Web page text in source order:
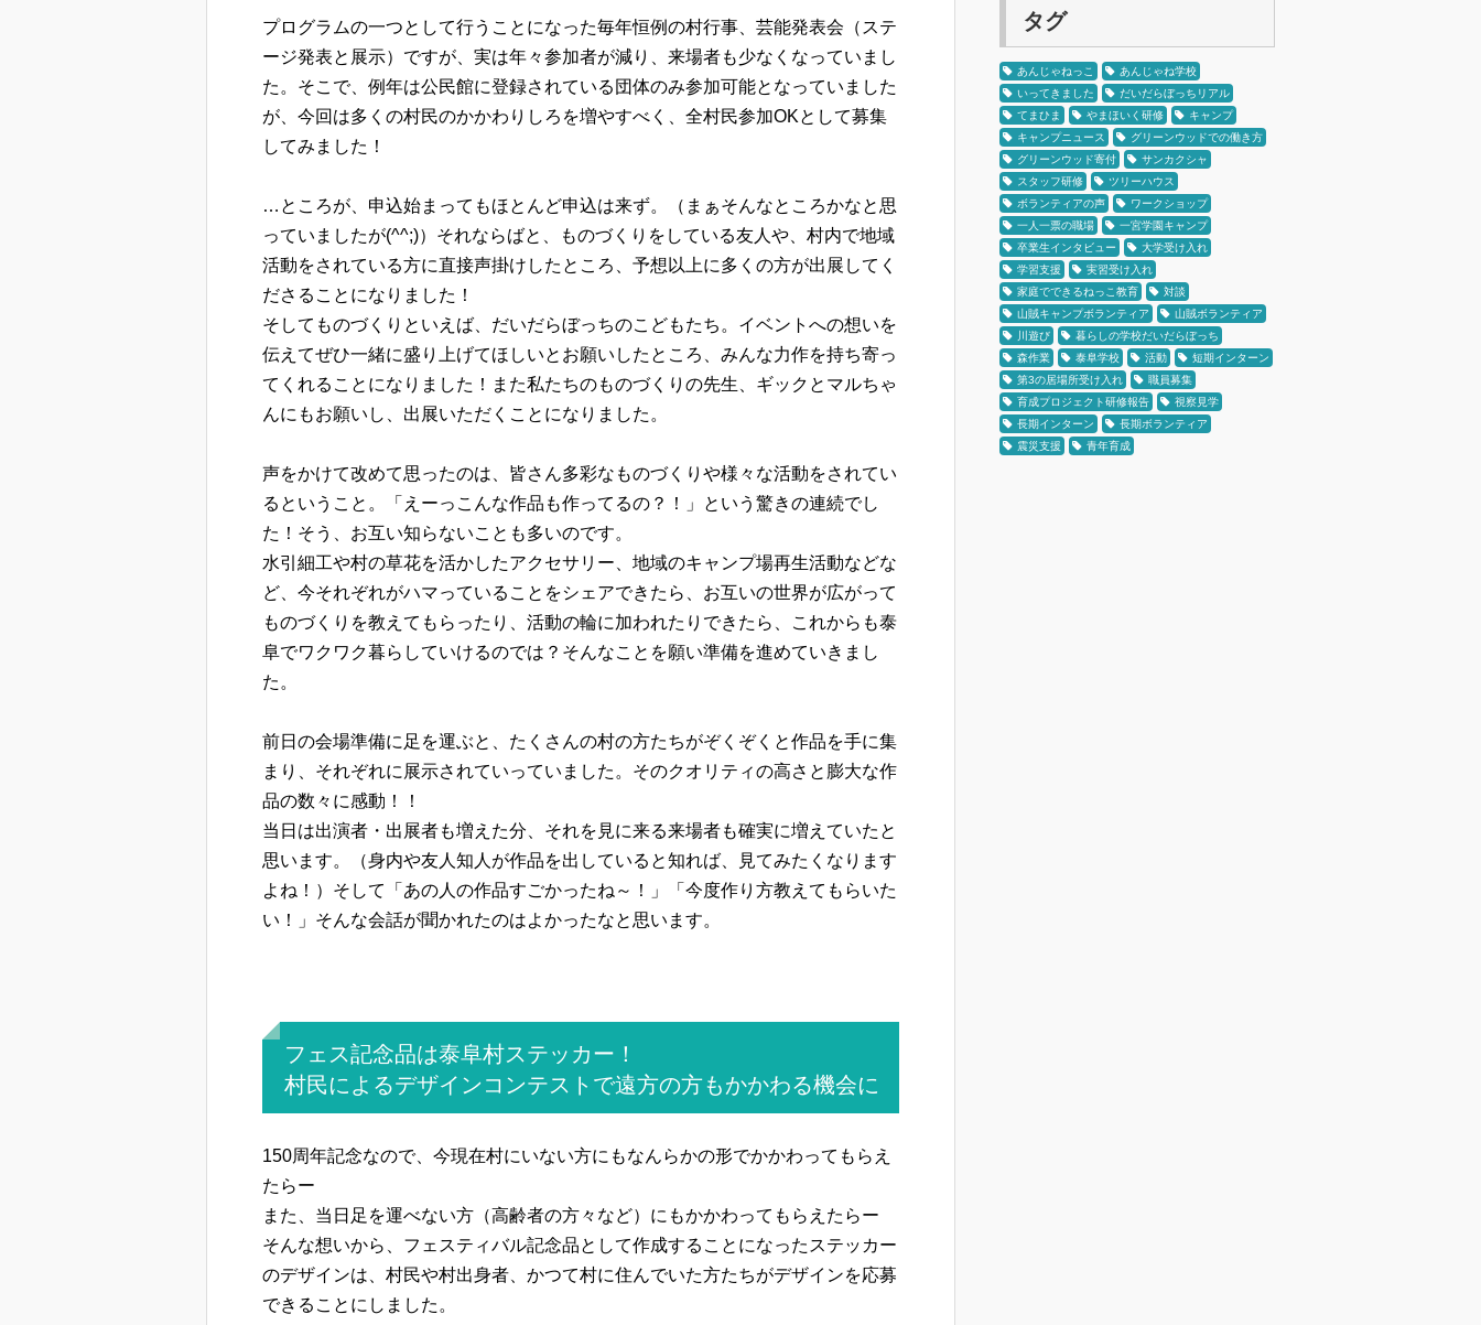
プログラムの一つとして行うことになった毎年恒例の村行事、芸能発表会（ステ
ージ発表と展示）ですが、実は年々参加者が減り、来場者も少なくなっていまし
た。そこで、例年は公民館に登録されている団体のみ参加可能となっていました
が、今回は多くの村民のかかわりしろを増やすべく、全村民参加OKとして募集
してみました！
…ところが、申込始まってもほとんど申込は来ず。（まぁそんなところかなと思
っていましたが(^^;)）それならばと、ものづくりをしている友人や、村内で地域
活動をされている方に直接声掛けしたところ、予想以上に多くの方が出展してく
ださることになりました！
そしてものづくりといえば、だいだらぼっちのこどもたち。イベントへの想いを
伝えてぜひ一緒に盛り上げてほしいとお願いしたところ、みんな力作を持ち寄っ
てくれることになりました！また私たちのものづくりの先生、ギックとマルちゃ
んにもお願いし、出展いただくことになりました。
声をかけて改めて思ったのは、皆さん多彩なものづくりや様々な活動をされてい
るということ。「えーっこんな作品も作ってるの？！」という驚きの連続でし
た！そう、お互い知らないことも多いのです。
水引細工や村の草花を活かしたアクセサリー、地域のキャンプ場再生活動などな
ど、今それぞれがハマっていることをシェアできたら、お互いの世界が広がって
ものづくりを教えてもらったり、活動の輪に加われたりできたら、これからも泰
阜でワクワク暮らしていけるのでは？そんなことを願い準備を進めていきまし
た。
前日の会場準備に足を運ぶと、たくさんの村の方たちがぞくぞくと作品を手に集
まり、それぞれに展示されていっていました。そのクオリティの高さと膨大な作
品の数々に感動！！
当日は出演者・出展者も増えた分、それを見に来る来場者も確実に増えていたと
思います。（身内や友人知人が作品を出していると知れば、見てみたくなります
よね！）そして「あの人の作品すごかったね～！」「今度作り方教えてもらいた
い！」そんな会話が聞かれたのはよかったなと思います。
フェス記念品は泰阜村ステッカー！
村民によるデザインコンテストで遠方の方もかかわる機会に
150周年記念なので、今現在村にいない方にもなんらかの形でかかわってもらえ
たらー
また、当日足を運べない方（高齢者の方々など）にもかかわってもらえたらー
そんな想いから、フェスティバル記念品として作成することになったステッカー
のデザインは、村民や村出身者、かつて村に住んでいた方たちがデザインを応募
できることにしました。
タグ
あんじゃねっこ
あんじゃね学校
いってきました
だいだらぼっちリアル
てまひま
やまほいく研修
キャンプ
キャンプニュース
グリーンウッドでの働き方
グリーンウッド寄付
サンカクシャ
スタッフ研修
ツリーハウス
ボランティアの声
ワークショップ
一人一票の職場
一宮学園キャンプ
卒業生インタビュー
大学受け入れ
学習支援
実習受け入れ
家庭でできるねっこ教育
対談
山賊キャンプボランティア
山賊ボランティア
川遊び
暮らしの学校だいだらぼっち
森作業
泰阜学校 活動
短期インターン
第3の居場所受け入れ
職員募集
育成プロジェクト研修報告
視察見学
長期インターン
長期ボランティア
震災支援
青年育成